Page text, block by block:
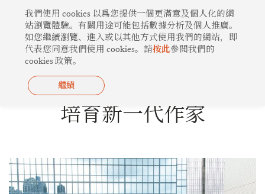
培育新一代作家
我們使用 cookies 以爲您提供一個更滿意及個人化的網
站瀏覽體驗。有關用途可能包括數據分析及個人推廣。
如您繼續瀏覽、進入或以其他方式使用我們的網站，即
代表您同意我們使用 cookies。請按此參閲我們的
cookies 政策。
繼續